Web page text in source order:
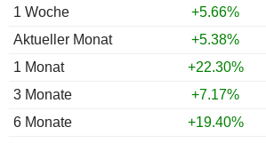
1 Woche
+5.66%
Aktueller Monat
+5.38%
1 Monat
+22.30%
3 Monate
+7.17%
6 Monate
+19.40%